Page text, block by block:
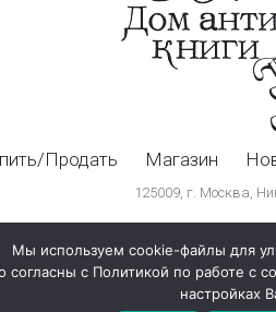
Продать Магазин
125009, г. Москва,
Мы используем cookie-файлы для
согласны с Политикой по работе
настройках